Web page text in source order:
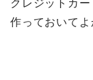
クレジットカ
作っておいてよ